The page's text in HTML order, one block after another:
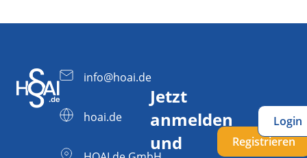
info@hoai.de
hoai.de
Jetzt
anmelden
und
Registrieren
Login